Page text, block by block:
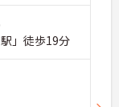
」徒歩19分